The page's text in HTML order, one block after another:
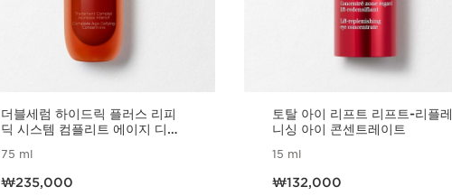
더블세럼 하이드릭 플러스 리피
딕 시스템 컴플리트 에이지 디파
75 ml
₩235,000
토탈 아이 리프트 리프트-리플레
니싱 아이 콘센트레이트
15 ml
₩132,000